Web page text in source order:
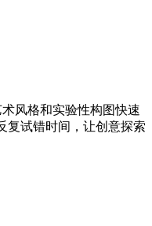
风格和实验性构图快速
复试错时间，让创意探索